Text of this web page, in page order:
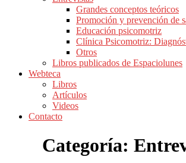
Grandes conceptos teóricos
Promoción y prevención de
Educación psicomotriz
Clínica Psicomotriz:
Otros
Libros publicados de Espaciolunes
Webteca
Libros
Artículos
Videos
Contacto
Categoría: